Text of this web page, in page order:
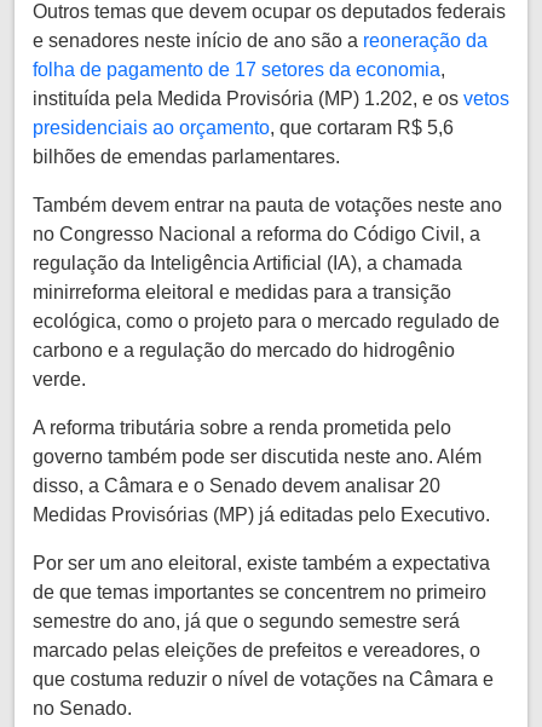
Outros temas que devem ocupar os deputados federais
e senadores neste início de ano são a reoneração da
folha de pagamento de 17 setores da economia,
instituída pela Medida Provisória (MP) 1.202, e os vetos
presidenciais ao orçamento, que cortaram R$ 5,6
bilhões de emendas parlamentares.
Também devem entrar na pauta de votações neste ano
no Congresso Nacional a reforma do Código Civil, a
regulação da Inteligência Artificial (IA), a chamada
minirreforma eleitoral e medidas para a transição
ecológica, como o projeto para o mercado regulado de
carbono e a regulação do mercado do hidrogênio
verde.
A reforma tributária sobre a renda prometida pelo
governo também pode ser discutida neste ano. Além
disso, a Câmara e o Senado devem analisar 20
Medidas Provisórias (MP) já editadas pelo Executivo.
Por ser um ano eleitoral, existe também a expectativa
de que temas importantes se concentrem no primeiro
semestre do ano, já que o segundo semestre será
marcado pelas eleições de prefeitos e vereadores, o
que costuma reduzir o nível de votações na Câmara e
no Senado.